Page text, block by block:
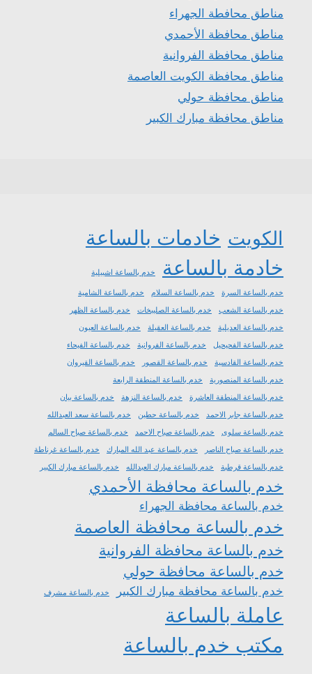
مناطق محافطة الجهراء
مناطق محافظة الأحمدي
مناطق محافظة الفروانية
مناطق محافظة الكويت العاصمة
مناطق محافظة حولي
مناطق محافظة مبارك الكبير
الكويت خادمات بالساعة
خادمة بالساعة
خدم بالساعة اشبيلية
خدم بالساعة السرة خدم بالساعة السلام
خدم بالساعة الشامية
خدم بالساعة الشعب
خدم بالساعة الصليبخات
خدم بالساعة الظهر
خدم بالساعة العديلية
خدم بالساعة العقيلة
خدم بالساعة العيون
خدم بالساعة الفحيحيل
خدم بالساعة الفروانية
خدم بالساعة الفيحاء
خدم بالساعة القادسية
خدم بالساعة القصور
خدم بالساعة القيروان
خدم بالساعة المنصورية
خدم بالساعة المنطقة الرابعة
خدم بالساعة المنطقة العاشرة
خدم بالساعة النزهة
خدم بالساعة بيان
خدم بالساعة جابر الاحمد
خدم بالساعة حطين
خدم بالساعة سعد العبدالله
خدم بالساعة سلوى
خدم بالساعة صباح الاحمد
خدم بالساعة صباح السالم
خدم بالساعة صباح الناصر
خدم بالساعة عبد الله المبارك
خدم بالساعة غرناطة
خدم بالساعة قرطبة
خدم بالساعة مبارك العبدالله خدم بالساعة مبارك الكبير
خدم بالساعة محافظة الأحمدي
خدم بالساعة محافظة الجهراء
خدم بالساعة محافظة العاصمة
خدم بالساعة محافظة الفروانية
خدم بالساعة محافظة حولي
خدم بالساعة محافظة مبارك الكبير خدم بالساعة مشرف
عاملة بالساعة
مكتب خدم بالساعة